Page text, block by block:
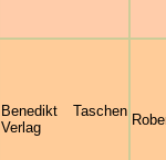
Benedikt Taschen
Verlag